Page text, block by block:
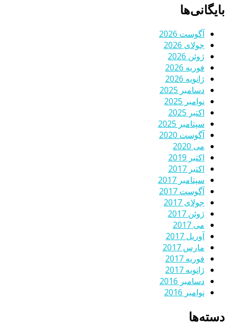
بایگانی‌ها
آگوست 2026
جولای 2026
ژوئن 2026
فوریه 2026
ژانویه 2026
دسامبر 2025
نوامبر 2025
اکتبر 2025
سپتامبر 2025
آگوست 2020
می 2020
اکتبر 2019
اکتبر 2017
سپتامبر 2017
آگوست 2017
جولای 2017
ژوئن 2017
می 2017
آوریل 2017
مارس 2017
فوریه 2017
ژانویه 2017
دسامبر 2016
نوامبر 2016
دسته‌ها